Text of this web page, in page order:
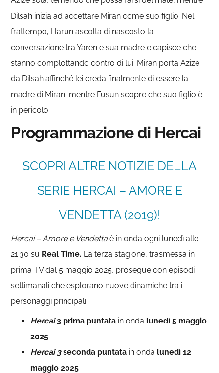
Dilsah inizia ad accettare Miran come suo figlio. Nel
frattempo, Harun ascolta di nascosto la
conversazione tra Yaren e sua madre e capisce che
stanno complottando contro di lui. Miran porta Azize
da Dilsah affinché lei creda finalmente di essere la
madre di Miran, mentre Fusun scopre che suo figlio è
in pericolo.
Programmazione di Hercai
SCOPRI ALTRE NOTIZIE DELLA
SERIE HERCAI – AMORE E
VENDETTA (2019)!
Hercai – Amore e Vendetta è in onda ogni lunedì alle
21:30 su Real Time. La terza stagione, trasmessa in
prima TV dal 5 maggio 2025, prosegue con episodi
settimanali che esplorano nuove dinamiche tra i
personaggi principali.
Hercai 3 prima puntata in onda lunedì 5 maggio
2025
Hercai 3seconda puntata in onda lunedì 12
maggio 2025